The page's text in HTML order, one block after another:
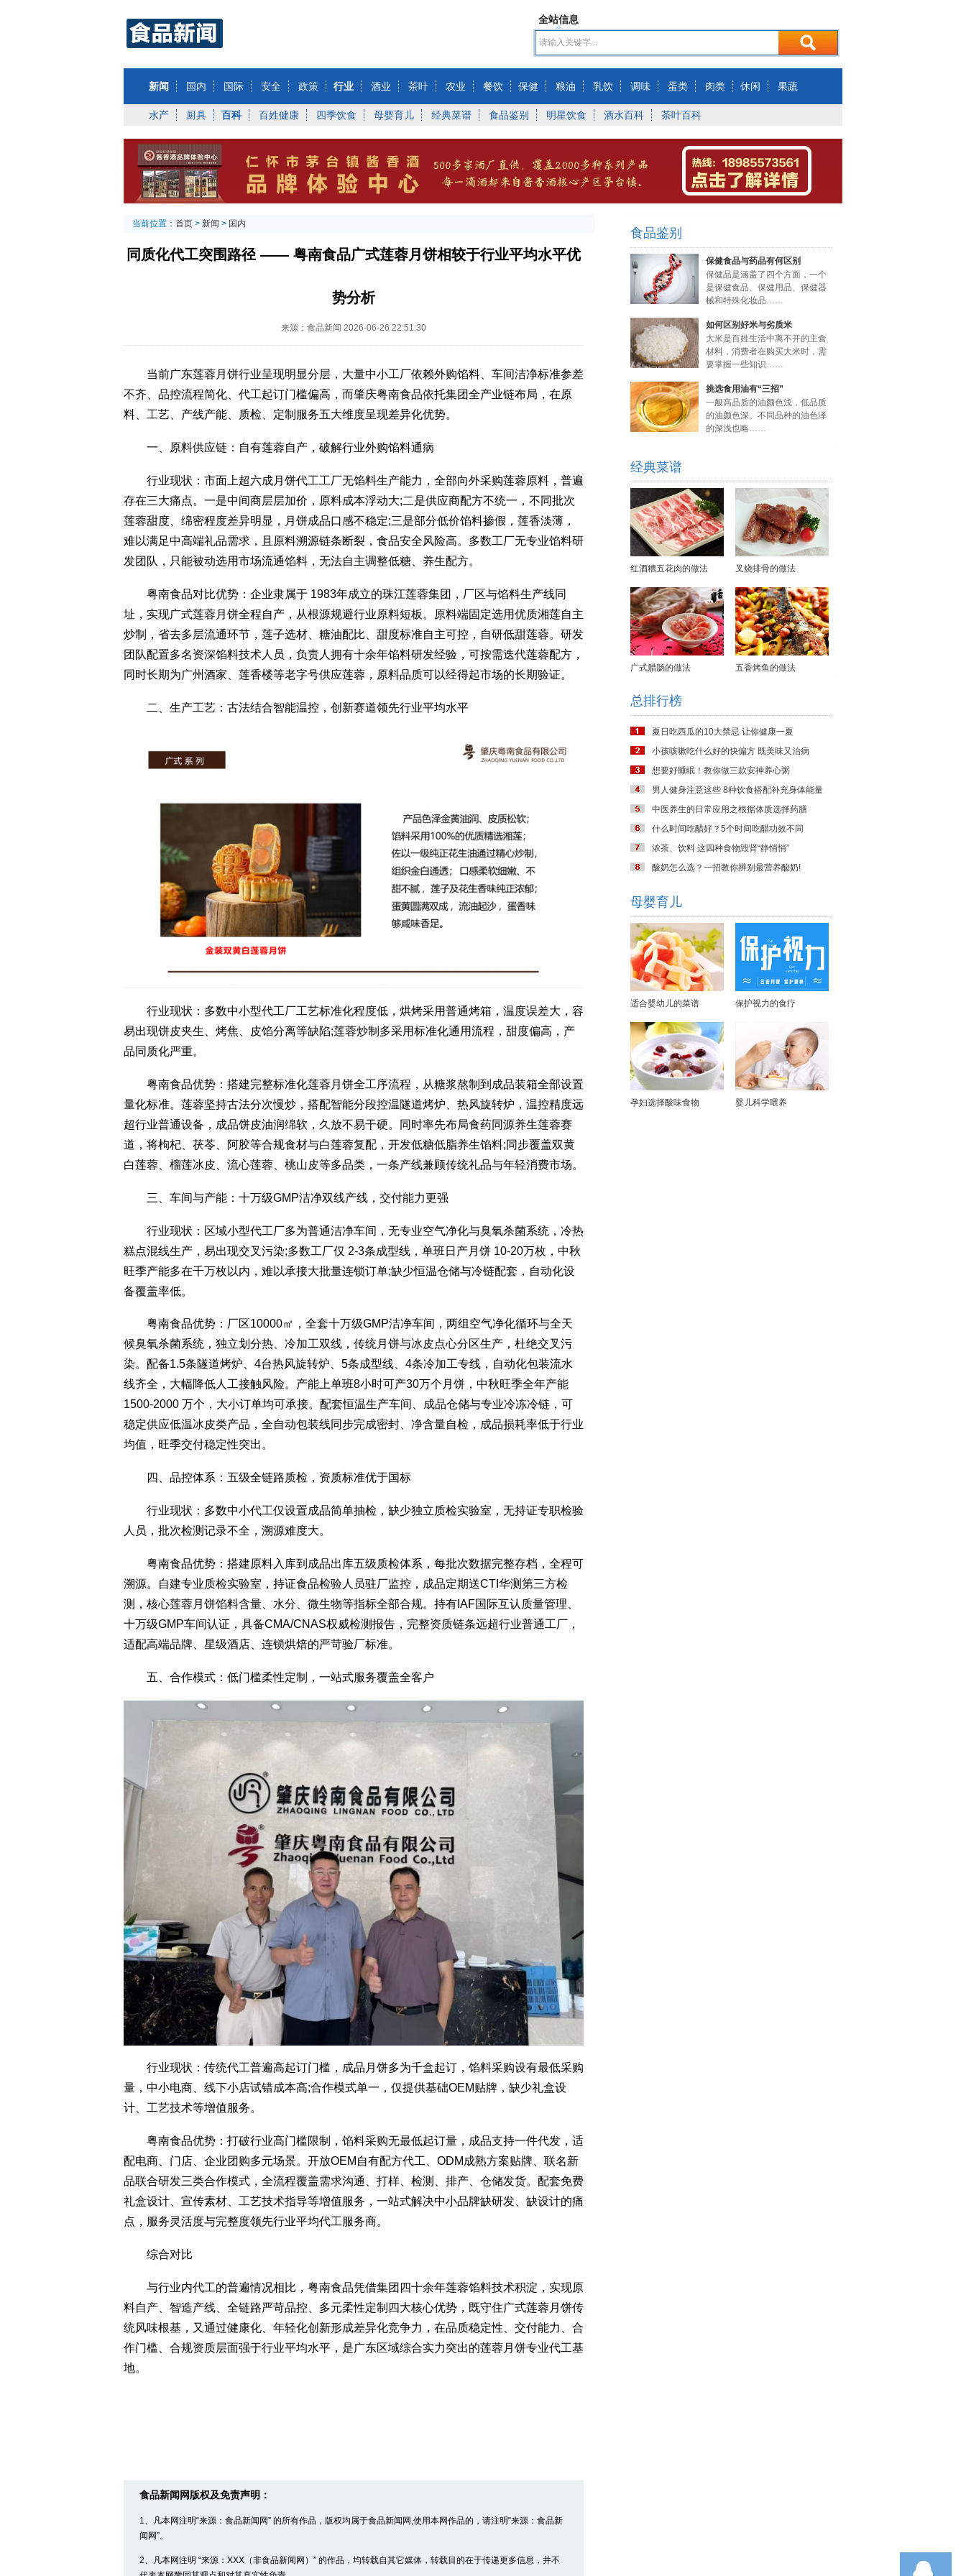
全站信息
新闻 国内 国际 安全 政策 行业 酒业 茶叶 农业 餐饮 保健 粮油 乳饮 调味 蛋类 肉类 休闲 果蔬
水产 厨具 百科 百姓健康 四季饮食 母婴育儿 经典菜谱 食品鉴别 明星饮食 酒水百科 茶叶百科
当前位置： 首页 > 新闻 > 国内
同质化代工突围路径 —— 粤南食品广式莲蓉月饼相较于行业平均水平优
势分析
来源：食品新闻 2026-06-26 22:51:30
当前广东莲蓉月饼行业呈现明显分层，大量中小工厂依赖外购馅料、车间洁净标准参差
不齐、品控流程简化、代工起订门槛偏高，而肇庆粤南食品依托集团全产业链布局，在原
料、工艺、产线产能、质检、定制服务五大维度呈现差异化优势。
一、原料供应链：自有莲蓉自产，破解行业外购馅料通病
行业现状：市面上超六成月饼代工工厂无馅料生产能力，全部向外采购莲蓉原料，普遍
存在三大痛点。一是中间商层层加价，原料成本浮动大;二是供应商配方不统一，不同批次
莲蓉甜度、绵密程度差异明显，月饼成品口感不稳定;三是部分低价馅料掺假，莲香淡薄，
难以满足中高端礼品需求，且原料溯源链条断裂，食品安全风险高。多数工厂无专业馅料研
发团队，只能被动选用市场流通馅料，无法自主调整低糖、养生配方。
粤南食品对比优势：企业隶属于 1983年成立的珠江莲蓉集团，厂区与馅料生产线同
址，实现广式莲蓉月饼全程自产，从根源规避行业原料短板。原料端固定选用优质湘莲自主
炒制，省去多层流通环节，莲子选材、糖油配比、甜度标准自主可控，自研低甜莲蓉。研发
团队配置多名资深馅料技术人员，负责人拥有十余年馅料研发经验，可按需迭代莲蓉配方，
同时长期为广州酒家、莲香楼等老字号供应莲蓉，原料品质可以经得起市场的长期验证。
二、生产工艺：古法结合智能温控，创新赛道领先行业平均水平
行业现状：多数中小型代工厂工艺标准化程度低，烘烤采用普通烤箱，温度误差大，容
易出现饼皮夹生、烤焦、皮馅分离等缺陷;莲蓉炒制多采用标准化通用流程，甜度偏高，产
品同质化严重。
粤南食品优势：搭建完整标准化莲蓉月饼全工序流程，从糖浆熬制到成品装箱全部设置
量化标准。莲蓉坚持古法分次慢炒，搭配智能分段控温隧道烤炉、热风旋转炉，温控精度远
超行业普通设备，成品饼皮油润绵软，久放不易干硬。同时率先布局食药同源养生莲蓉赛
道，将枸杞、茯苓、阿胶等合规食材与白莲蓉复配，开发低糖低脂养生馅料;同步覆盖双黄
白莲蓉、榴莲冰皮、流心莲蓉、桃山皮等多品类，一条产线兼顾传统礼品与年轻消费市场。
三、车间与产能：十万级GMP洁净双线产线，交付能力更强
行业现状：区域小型代工厂多为普通洁净车间，无专业空气净化与臭氧杀菌系统，冷热
糕点混线生产，易出现交叉污染;多数工厂仅 2-3条成型线，单班日产月饼 10-20万枚，中秋
旺季产能多在千万枚以内，难以承接大批量连锁订单;缺少恒温仓储与冷链配套，自动化设
备覆盖率低。
粤南食品优势：厂区10000㎡，全套十万级GMP洁净车间，两组空气净化循环与全天
候臭氧杀菌系统，独立划分热、冷加工双线，传统月饼与冰皮点心分区生产，杜绝交叉污
染。配备1.5条隧道烤炉、4台热风旋转炉、5条成型线、4条冷加工专线，自动化包装流水
线齐全，大幅降低人工接触风险。产能上单班8小时可产30万个月饼，中秋旺季全年产能
1500-2000 万个，大小订单均可承接。配套恒温生产车间、成品仓储与专业冷冻冷链，可
稳定供应低温冰皮类产品，全自动包装线同步完成密封、净含量自检，成品损耗率低于行业
均值，旺季交付稳定性突出。
四、品控体系：五级全链路质检，资质标准优于国标
行业现状：多数中小代工仅设置成品简单抽检，缺少独立质检实验室，无持证专职检验
人员，批次检测记录不全，溯源难度大。
粤南食品优势：搭建原料入库到成品出库五级质检体系，每批次数据完整存档，全程可
溯源。自建专业质检实验室，持证食品检验人员驻厂监控，成品定期送CTI华测第三方检
测，核心莲蓉月饼馅料含量、水分、微生物等指标全部合规。持有IAF国际互认质量管理、
十万级GMP车间认证，具备CMA/CNAS权威检测报告，完整资质链条远超行业普通工厂，
适配高端品牌、星级酒店、连锁烘焙的严苛验厂标准。
五、合作模式：低门槛柔性定制，一站式服务覆盖全客户
行业现状：传统代工普遍高起订门槛，成品月饼多为千盒起订，馅料采购设有最低采购
量，中小电商、线下小店试错成本高;合作模式单一，仅提供基础OEM贴牌，缺少礼盒设
计、工艺技术等增值服务。
粤南食品优势：打破行业高门槛限制，馅料采购无最低起订量，成品支持一件代发，适
配电商、门店、企业团购多元场景。开放OEM自有配方代工、ODM成熟方案贴牌、联名新
品联合研发三类合作模式，全流程覆盖需求沟通、打样、检测、排产、仓储发货。配套免费
礼盒设计、宣传素材、工艺技术指导等增值服务，一站式解决中小品牌缺研发、缺设计的痛
点，服务灵活度与完整度领先行业平均代工服务商。
综合对比
与行业内代工的普遍情况相比，粤南食品凭借集团四十余年莲蓉馅料技术积淀，实现原
料自产、智造产线、全链路严苛品控、多元柔性定制四大核心优势，既守住广式莲蓉月饼传
统风味根基，又通过健康化、年轻化创新形成差异化竞争力，在品质稳定性、交付能力、合
作门槛、合规资质层面强于行业平均水平，是广东区域综合实力突出的莲蓉月饼专业代工基
地。
食品新闻网版权及免责声明：
1、凡本网注明“来源：食品新闻网” 的所有作品，版权均属于食品新闻网,使用本网作品的，请注明“来源：食品新
闻网”。
2、凡本网注明 “来源：XXX（非食品新闻网）” 的作品，均转载自其它媒体，转载目的在于传递更多信息，并不
食品鉴别
保健食品与药品有何区别
保健品是涵盖了四个方面，一个
是保健食品、保健用品、保健器
械和特殊化妆品……
如何区别好米与劣质米
大米是百姓生活中离不开的主食
材料，消费者在购买大米时，需
要掌握一些知识……
挑选食用油有“三招”
一般高品质的油颜色浅，低品质
的油颜色深。不同品种的油色泽
的深浅也略……
经典菜谱
红酒糟五花肉的做法 叉烧排骨的做法
广式腊肠的做法 五香烤鱼的做法
总排行榜
夏日吃西瓜的10大禁忌 让你健康一夏
小孩咳嗽吃什么好的快偏方 既美味又治病
想要好睡眠！教你做三款安神养心粥
男人健身注意这些 8种饮食搭配补充身体能量
中医养生的日常应用之根据体质选择药膳
什么时间吃醋好？5个时间吃醋功效不同
浓茶、饮料 这四种食物毁肾“静悄悄”
酸奶怎么选？一招教你辨别最营养酸奶!
母婴育儿
适合婴幼儿的菜谱 保护视力的食疗
孕妇选择酸味食物 婴儿科学喂养